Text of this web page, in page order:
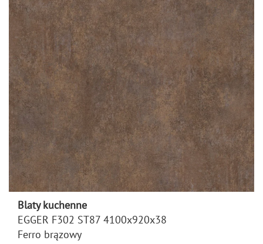
Blaty kuchenne
EGGER F302 ST87 4100x920x38
Ferro brązowy